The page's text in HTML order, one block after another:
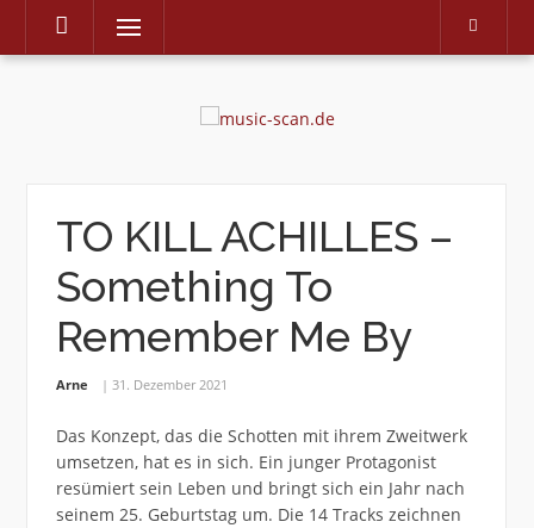
Skip
Menu
TO KILL ACHILLES –
Something To
Remember Me By
Arne 31. Dezember 2021
Das Konzept, das die Schotten mit ihrem Zweitwerk
umsetzen, hat es in sich. Ein junger Protagonist
resümiert sein Leben und bringt sich ein Jahr nach
seinem 25. Geburtstag um. Die 14 Tracks zeichnen